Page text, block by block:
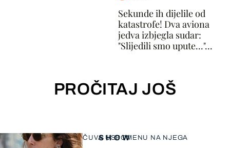
Sekunde ih dijelile od
katastrofe! Dva aviona
jedva izbjegla sudar:
"Slijedili smo upute..."...
PROČITAJ JOŠ
SHOW
ČUVA USPOMENU NA NJEGA